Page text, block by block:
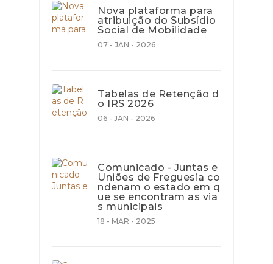
Nova plataforma para
atribuição do Subsídio
Social de Mobilidade
07 - JAN - 2026
Tabelas de Retenção d
o IRS 2026
06 - JAN - 2026
Comunicado - Juntas e
Uniões de Freguesia co
ndenam o estado em q
ue se encontram as via
s municipais
18 - MAR - 2025